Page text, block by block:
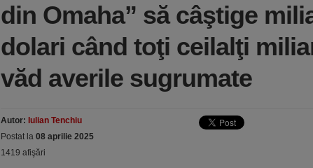
din Omaha” să câştige
dolari când toţi ceilalţi
văd averile sugrumate
Autor: Iulian Tenchiu
Postat la 08 aprilie 2025
1419 afişări